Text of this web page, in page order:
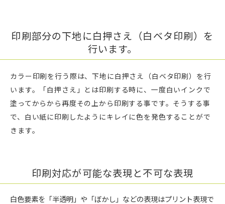
印刷部分の下地に白押さえ（白ベタ印刷）を
行います。
カラー印刷を行う際は、下地に白押さえ（白ベタ印刷）を行
います。「白押さえ」とは印刷する時に、一度白いインクで
塗ってからから再度その上から印刷する事です。そうする事
で、白い紙に印刷したようにキレイに色を発色することがで
きます。
印刷対応が可能な表現と不可な表現
白色要素を「半透明」や「ぼかし」などの表現はプリント表現で